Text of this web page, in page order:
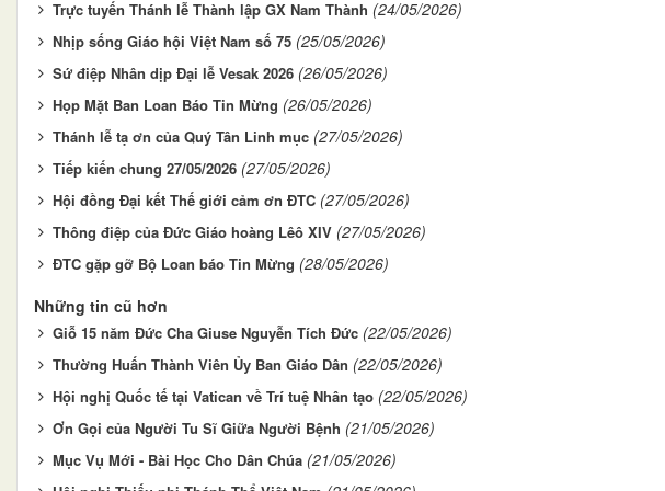
Trực tuyến Thánh lễ Thành lập GX Nam Thành (24/05/2026)
Nhịp sống Giáo hội Việt Nam số 75 (25/05/2026)
Sứ điệp Nhân dịp Đại lễ Vesak 2026 (26/05/2026)
Họp Mặt Ban Loan Báo Tin Mừng (26/05/2026)
Thánh lễ tạ ơn của Quý Tân Linh mục (27/05/2026)
Tiếp kiến chung 27/05/2026 (27/05/2026)
Hội đồng Đại kết Thế giới cảm ơn ĐTC (27/05/2026)
Thông điệp của Đức Giáo hoàng Lêô XIV (27/05/2026)
ĐTC gặp gỡ Bộ Loan báo Tin Mừng (28/05/2026)
Những tin cũ hơn
Giỗ 15 năm Đức Cha Giuse Nguyễn Tích Đức (22/05/2026)
Thường Huấn Thành Viên Ủy Ban Giáo Dân (22/05/2026)
Hội nghị Quốc tế tại Vatican về Trí tuệ Nhân tạo (22/05/2026)
Ơn Gọi của Người Tu Sĩ Giữa Người Bệnh (21/05/2026)
Mục Vụ Mới - Bài Học Cho Dân Chúa (21/05/2026)